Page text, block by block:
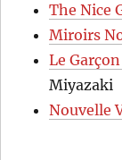
The Nice
Miroirs
Le
Miyazaki
Nouvelle